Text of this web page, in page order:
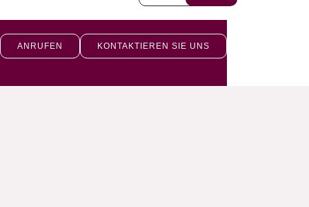
ANRUFEN KONTAKTIEREN SIE UNS